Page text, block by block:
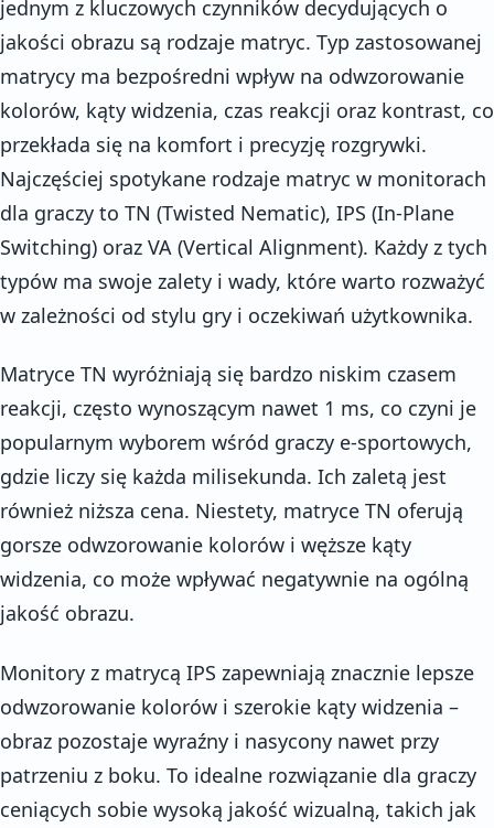
jednym z kluczowych czynników decydujących o
jakości obrazu są rodzaje matryc. Typ zastosowanej
matrycy ma bezpośredni wpływ na odwzorowanie
kolorów, kąty widzenia, czas reakcji oraz kontrast, co
przekłada się na komfort i precyzję rozgrywki.
Najczęściej spotykane rodzaje matryc w monitorach
dla graczy to TN (Twisted Nematic), IPS (In-Plane
Switching) oraz VA (Vertical Alignment). Każdy z tych
typów ma swoje zalety i wady, które warto rozważyć
w zależności od stylu gry i oczekiwań użytkownika.
Matryce TN wyróżniają się bardzo niskim czasem
reakcji, często wynoszącym nawet 1 ms, co czyni je
popularnym wyborem wśród graczy e-sportowych,
gdzie liczy się każda milisekunda. Ich zaletą jest
również niższa cena. Niestety, matryce TN oferują
gorsze odwzorowanie kolorów i węższe kąty
widzenia, co może wpływać negatywnie na ogólną
jakość obrazu.
Monitory z matrycą IPS zapewniają znacznie lepsze
odwzorowanie kolorów i szerokie kąty widzenia –
obraz pozostaje wyraźny i nasycony nawet przy
patrzeniu z boku. To idealne rozwiązanie dla graczy
ceniących sobie wysoką jakość wizualną, takich jak